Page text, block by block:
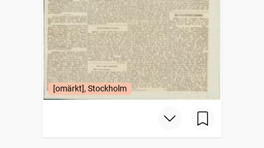
[omärkt], Stockholm